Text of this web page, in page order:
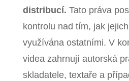
distribucí. Tato práva
kontrolu nad tím, jak
využívána ostatními. V
videa zahrnují autorská
skladatele, textaře a